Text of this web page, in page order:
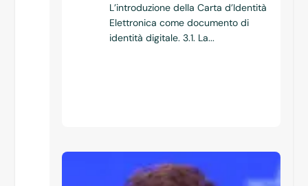
L’introduzione della Carta d’Identità
Elettronica come documento di
identità digitale. 3.1. La...